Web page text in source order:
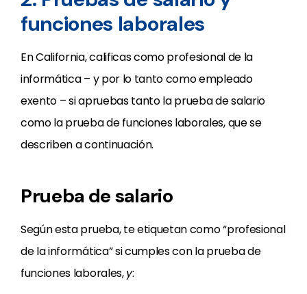
funciones laborales
En California, calificas como profesional de la
informática – y por lo tanto como empleado
exento – si apruebas tanto la prueba de salario
como la prueba de funciones laborales, que se
describen a continuación.
Prueba de salario
Según esta prueba, te etiquetan como “profesional
de la informática” si cumples con la prueba de
funciones laborales,y: